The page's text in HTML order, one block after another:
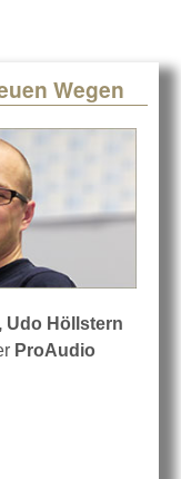
Wegen
Udo Höllstern
ProAudio